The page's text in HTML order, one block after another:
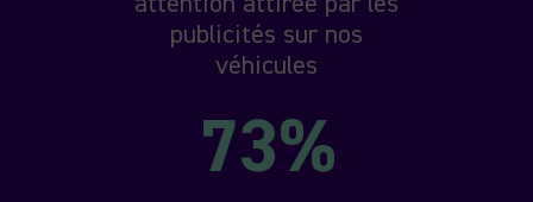
publicités sur nos
véhicules
73%